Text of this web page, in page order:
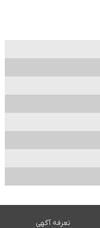
تعرفه آگهی